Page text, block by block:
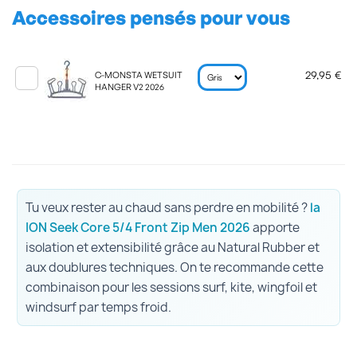
Accessoires pensés pour vous
C-MONSTA WETSUIT
HANGER V2 2026
29,95 €
Tu veux rester au chaud sans perdre en mobilité ?la
ION Seek Core 5/4 Front Zip Men 2026apporte
isolation et extensibilité grâce au Natural Rubber et
aux doublures techniques. On te recommande cette
combinaison pour les sessions surf, kite, wingfoil et
windsurf par temps froid.